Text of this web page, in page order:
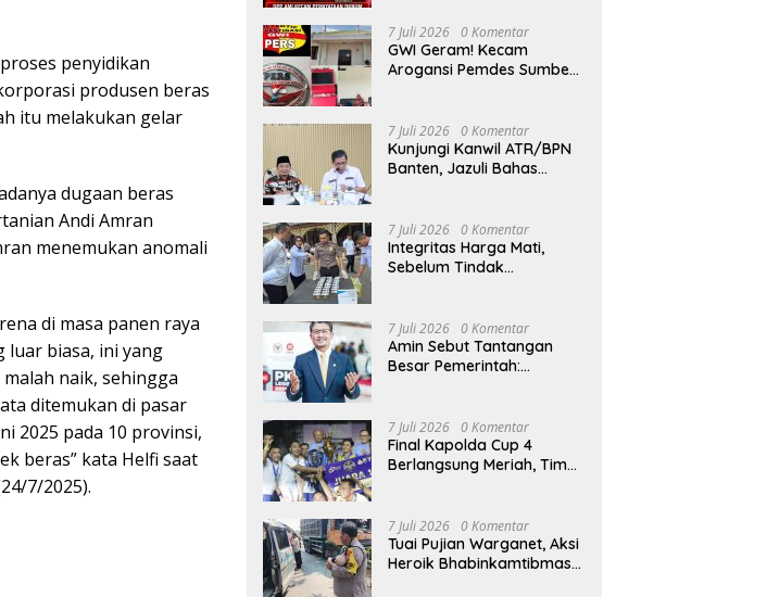
penyidikan
produsen beras
itu melakukan gelar
dugaan beras
Andi Amran
menemukan anomali
di masa panen raya
luar biasa, ini yang
naik, sehingga
ditemukan di pasar
2025 pada 10 provinsi,
beras” kata Helfi saat
7/2025).
7 Juli 2026 0 Komentar
GWI Geram! Kecam
Arogansi Pemdes Sumber
Alergi Kritik Jurnalis
7 Juli 2026 0 Komentar
Kunjungi Kanwil ATR/BPN
Banten, Jazuli Bahas
Pertanian Rakyat
7 Juli 2026 0 Komentar
Integritas Harga Mati,
Sebelum Tindak
Anggota Bebas Narkotika
7 Juli 2026 0 Komentar
Amin Sebut Tantangan
Besar Pemerintah:
Konsumen, tapi Dorong
Banyak Pelaku Usaha
Digital
7 Juli 2026 0 Komentar
Final Kapolda Cup 4
Berlangsung Meriah, Tim
7 Juli 2026 0 Komentar
Tuai Pujian Warganet, Aksi
Heroik Bhabinkamtibmas